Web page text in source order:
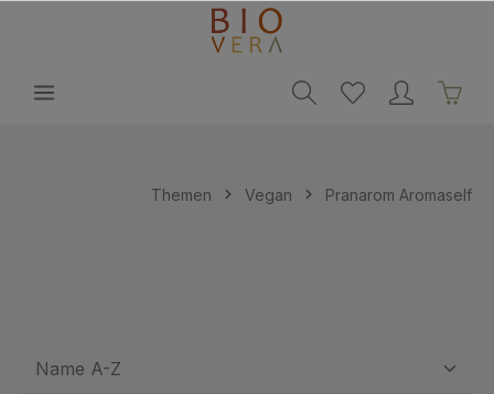
Themen Vegan Pranarom Aromaself